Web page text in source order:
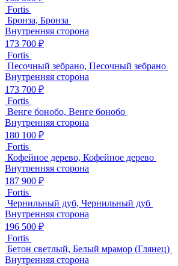
Fortis
Бронза, Бронза
Внутренняя сторона
173 700 ₽
Fortis
Песочный зебрано, Песочный зебрано
Внутренняя сторона
173 700 ₽
Fortis
Венге бонобо, Венге бонобо
Внутренняя сторона
180 100 ₽
Fortis
Кофейное дерево, Кофейное дерево
Внутренняя сторона
187 900 ₽
Fortis
Чернильный дуб, Чернильный дуб
Внутренняя сторона
196 500 ₽
Fortis
Бетон светлый, Белый мрамор (Глянец)
Внутренняя сторона